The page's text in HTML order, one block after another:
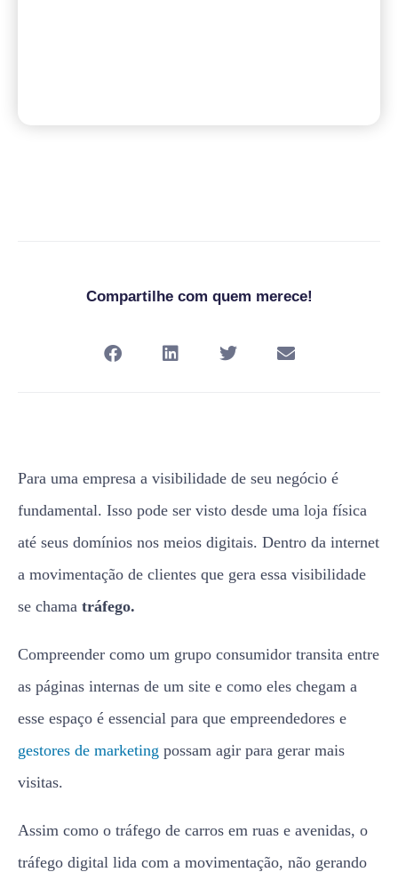
Compartilhe com quem merece!
Para uma empresa a visibilidade de seu negócio é
fundamental. Isso pode ser visto desde uma loja física
até seus domínios nos meios digitais. Dentro da internet
a movimentação de clientes que gera essa visibilidade
se chama tráfego.
Compreender como um grupo consumidor transita entre
as páginas internas de um site e como eles chegam a
esse espaço é essencial para que empreendedores e
gestores de marketing possam agir para gerar mais
visitas.
Assim como o tráfego de carros em ruas e avenidas, o
tráfego digital lida com a movimentação, não gerando